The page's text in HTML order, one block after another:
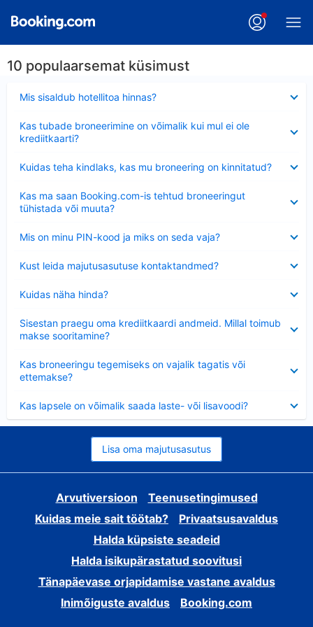
10 populaarsemat küsimust
Mis sisaldub hotellitoa hinnas?
Kas tubade broneerimine on võimalik kui mul ei ole
krediitkaarti?
Kuidas teha kindlaks, kas mu broneering on kinnitatud?
Kas ma saan Booking.com-is tehtud broneeringut
tühistada või muuta?
Mis on minu PIN-kood ja miks on seda vaja?
Kust leida majutusasutuse kontaktandmed?
Kuidas näha hinda?
Sisestan praegu oma krediitkaardi andmeid. Millal toimub
makse sooritamine?
Kas broneeringu tegemiseks on vajalik tagatis või
ettemakse?
Kas lapsele on võimalik saada laste- või lisavoodi?
Lisa oma majutusasutus
Arvutiversioon
Teenusetingimused
Kuidas meie sait töötab?
Privaatsusavaldus
Halda küpsiste seadeid
Halda isikupärastatud soovitusi
Tänapäevase orjapidamise vastane avaldus
Inimõiguste avaldus
Booking.com